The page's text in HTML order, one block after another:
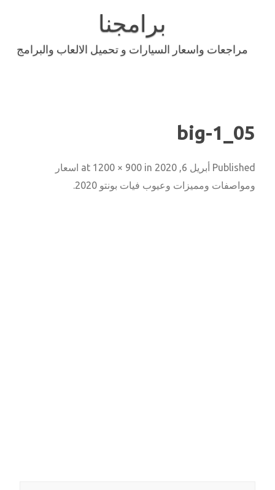
برامجنا
مراجعات واسعار السيارات و تحميل الالعاب والبرامج
05_big-1
Published أبريل 6, 2020 1200 × 900 in
اسعار
ومواصفات ومميزات وعيوب فيات بونتو 2020
.